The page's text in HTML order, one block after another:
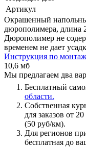
Артикул
Окрашенный
дюрополимера, длина
Дюрополимер не
временем не дает
Инструкция по
10,6 мб
Мы предлагаем два
Бесплатный
области.
Собственная
для заказов от
(50 руб/км).
Для регионов
бесплатная до